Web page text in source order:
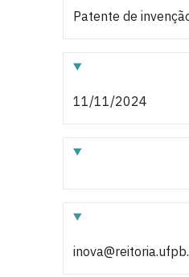
Patente de
11/11/2024